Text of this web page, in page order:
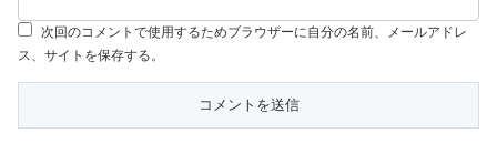
次回のコメントで使用するためブラウザーに自分の名前、メールアドレ
ス、サイトを保存する。